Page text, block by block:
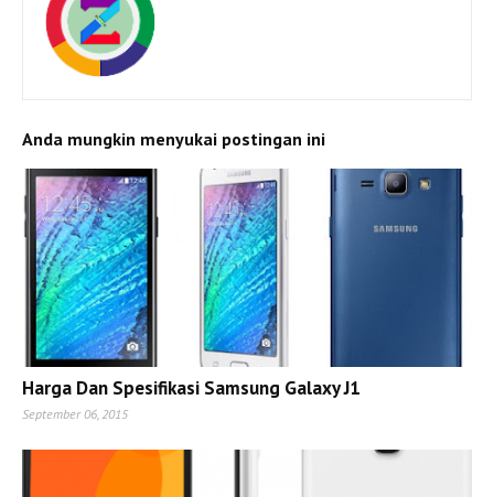
Anda mungkin menyukai postingan ini
Harga Dan Spesifikasi Samsung Galaxy J1
September 06, 2015